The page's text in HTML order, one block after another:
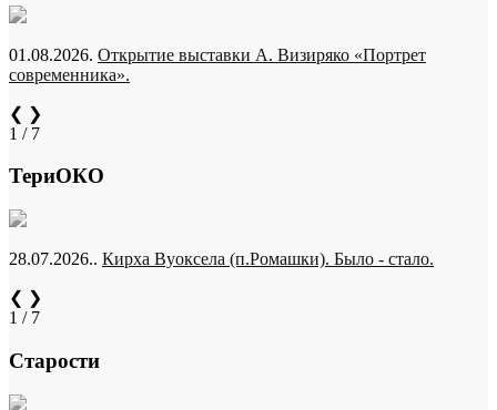
01.08.2026. Открытие выставки А. Визиряко «Портрет
современника».
❮ ❯
1 / 7
ТериОКО
28.07.2026.. Кирха Вуоксела (п.Ромашки). Было - стало.
❮ ❯
1 / 7
Старости